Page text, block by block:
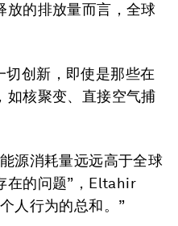
放的排放量而言，全球
创新，即使是那些在
如核聚变、直接空气捕
源消耗量远远高于全球
在的问题”，Eltahir
人行为的总和。”